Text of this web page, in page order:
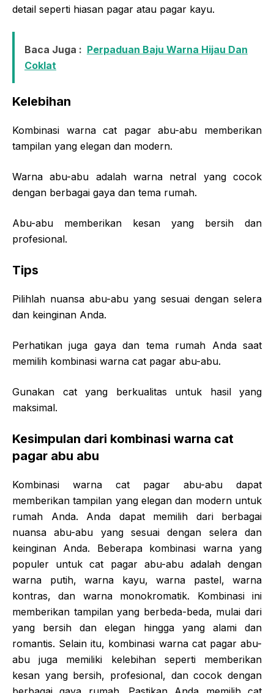
detail seperti hiasan pagar atau pagar kayu.
Baca Juga : Perpaduan Baju Warna Hijau Dan
Coklat
Kelebihan
Kombinasi warna cat pagar abu-abu memberikan
tampilan yang elegan dan modern.
Warna abu-abu adalah warna netral yang cocok
dengan berbagai gaya dan tema rumah.
Abu-abu memberikan kesan yang bersih dan
profesional.
Tips
Pilihlah nuansa abu-abu yang sesuai dengan selera
dan keinginan Anda.
Perhatikan juga gaya dan tema rumah Anda saat
memilih kombinasi warna cat pagar abu-abu.
Gunakan cat yang berkualitas untuk hasil yang
maksimal.
Kesimpulan dari kombinasi warna cat
pagar abu abu
Kombinasi warna cat pagar abu-abu dapat
memberikan tampilan yang elegan dan modern untuk
rumah Anda. Anda dapat memilih dari berbagai
nuansa abu-abu yang sesuai dengan selera dan
keinginan Anda. Beberapa kombinasi warna yang
populer untuk cat pagar abu-abu adalah dengan
warna putih, warna kayu, warna pastel, warna
kontras, dan warna monokromatik. Kombinasi ini
memberikan tampilan yang berbeda-beda, mulai dari
yang bersih dan elegan hingga yang alami dan
romantis. Selain itu, kombinasi warna cat pagar abu-
abu juga memiliki kelebihan seperti memberikan
kesan yang bersih, profesional, dan cocok dengan